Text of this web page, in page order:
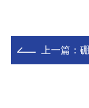
上一篇：